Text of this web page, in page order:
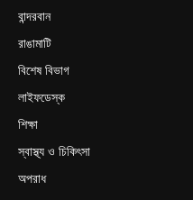
বান্দরবান
রাঙামাটি
বিশেষ বিভাগ
লাইফডেস্ক
শিক্ষা
স্বাস্থ্য ও চিকিৎসা
অপরাধ